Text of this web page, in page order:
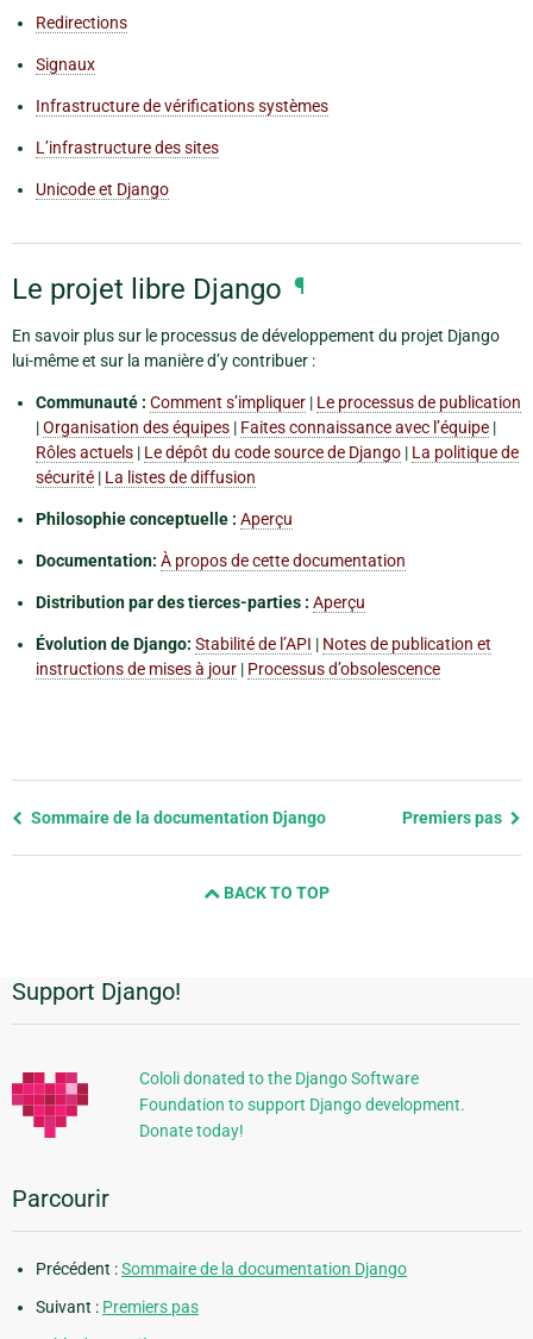
Redirections
Signaux
Infrastructure de vérifications systèmes
L’infrastructure des sites
Unicode et Django
Le projet libre Django ¶
En savoir plus sur le processus de développement du projet Django
lui-même et sur la manière d’y contribuer :
Communauté : Comment s’impliquer | Le processus de publication
|Organisation des équipes | Faites connaissance avec l’équipe |
Rôles actuels | Le dépôt du code source de Django | La politique de
sécurité | La listes de diffusion
Philosophie conceptuelle : Aperçu
Documentation: À propos de cette documentation
Distribution par des tierces-parties : Aperçu
Évolution de Django: Stabilité de l’API | Notes de publication et
instructions de mises à jour | Processus d’obsolescence
Previous
Sommaire de la documentation Django Premiers pas
BACK TO TOP
Informations
supplémentaires
Support Django!
Cololi donated to the Django Software
Foundation to support Django development.
Donate today!
Parcourir
Précédent :Sommaire de la documentation Django
Suivant : Premiers pas